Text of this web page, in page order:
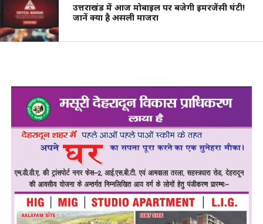
उत्तराखंड में आज मोबाइल पर बजेगी इमरजेंसी घंटी!
जानें क्या है असली माजरा